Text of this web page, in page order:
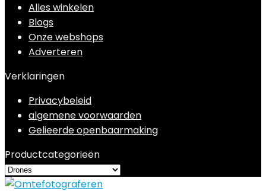
Alles winkelen
Blogs
Onze webshops
Adverteren
Verklaringen
Privacybeleid
algemene voorwaarden
Gelieerde openbaarmaking
Productcategorieën